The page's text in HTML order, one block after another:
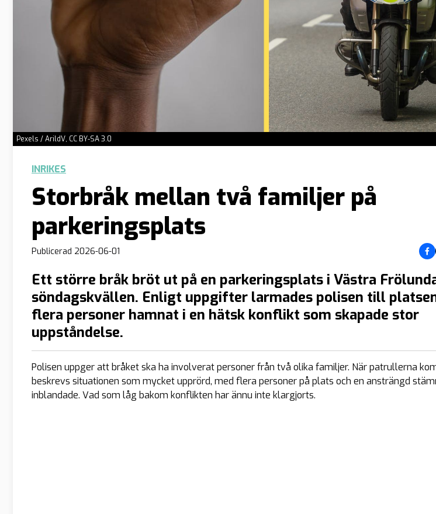
Pexels / ArildV, CC BY-SA 3.0
INRIKES
Storbråk mellan två familjer på
parkeringsplats
Publicerad 2026-06-01
Ett större bråk bröt ut på en parkeringsplats i Västra
söndagskvällen. Enligt uppgifter larmades polisen till
flera personer hamnat i en hätsk konflikt som skapade stor
uppståndelse.
Polisen uppger att bråket ska ha involverat personer från två olika familjer. När patrullerna
beskrevs situationen som mycket upprörd, med flera personer på plats och en ansträngd
inblandade. Vad som låg bakom konflikten har ännu inte klargjorts.